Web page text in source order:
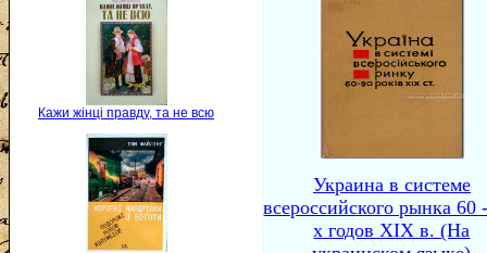
Кажи жінці правду, та не всю
Украина в системе
всероссийского рынка 60
х годов XIX в. (На